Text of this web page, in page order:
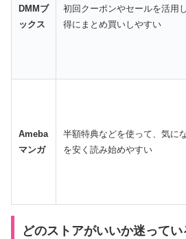
DMMブ
ックス
初回クーポンやセールを活用
得にまとめ買いしやすい
Ameba
マンガ
半額特典などを使って、気に
を安く読み始めやすい
どのストアがいいか迷って